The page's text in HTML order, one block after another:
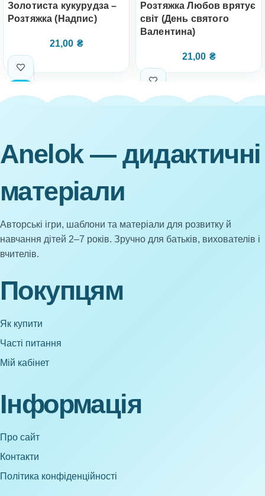
Золотиста кукурудза –
Розтяжка (Надпис)
21,00 ₴
Розтяжка Любов врятує
світ (День святого
Валентина)
21,00 ₴
Anelok — дидактичні
матеріали
Авторські ігри, шаблони та матеріали для розвитку й
навчання дітей 2–7 років. Зручно для батьків, вихователів і
вчителів.
Покупцям
Як купити
Часті питання
Мій кабінет
Інформація
Про сайт
Контакти
Політика конфіденційності